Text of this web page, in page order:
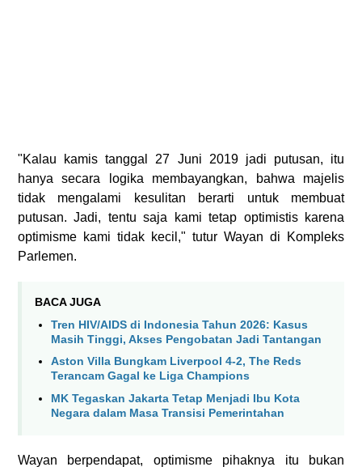
"Kalau kamis tanggal 27 Juni 2019 jadi putusan, itu
hanya secara logika membayangkan, bahwa majelis
tidak mengalami kesulitan berarti untuk membuat
putusan. Jadi, tentu saja kami tetap optimistis karena
optimisme kami tidak kecil," tutur Wayan di Kompleks
Parlemen.
BACA JUGA
Tren HIV/AIDS di Indonesia Tahun 2026: Kasus
Masih Tinggi, Akses Pengobatan Jadi Tantangan
Aston Villa Bungkam Liverpool 4-2, The Reds
Terancam Gagal ke Liga Champions
MK Tegaskan Jakarta Tetap Menjadi Ibu Kota
Negara dalam Masa Transisi Pemerintahan
Wayan berpendapat, optimisme pihaknya itu bukan